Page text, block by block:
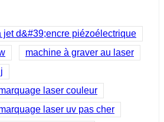
jet d&#39;encre piézoélectrique
machine à graver au laser
laser couleur
laser uv pas cher